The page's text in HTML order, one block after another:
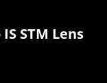
STM Lens